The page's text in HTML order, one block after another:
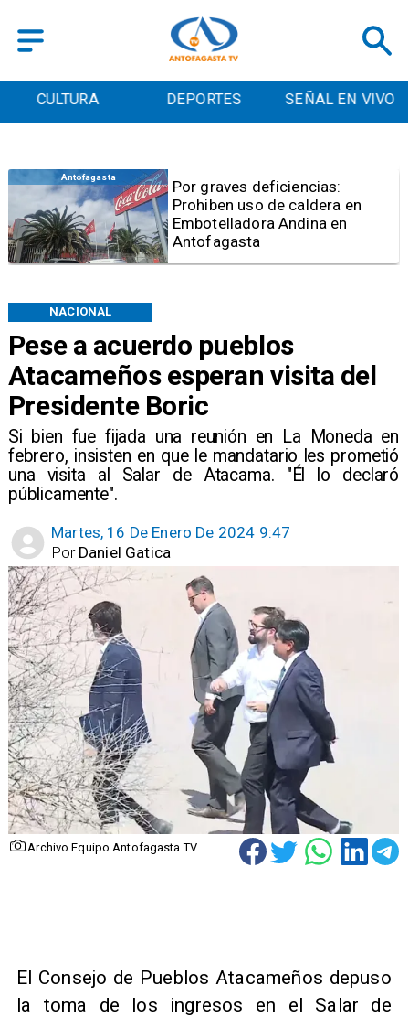
DEPORTES SEÑAL EN VIVO CONTACTO
Pese a acuerdo pueblos
Atacameños esperan visita del
Presidente Boric
Si bien fue fijada una reunión en La Moneda en
febrero, insisten en que le mandatario les prometió
una visita al Salar de Atacama. "Él lo declaró
públicamente".
NACIONAL
Martes, 16 De Enero De 2024 9:47
Daniel Gatica
Por
Archivo Equipo Antofagasta TV
Antofagasta
Por graves deficiencias:
Prohiben uso de caldera en
Embotelladora Andina en
Antofagasta
El Consejo de Pueblos Atacameños depuso
la toma de los ingresos en el Salar de